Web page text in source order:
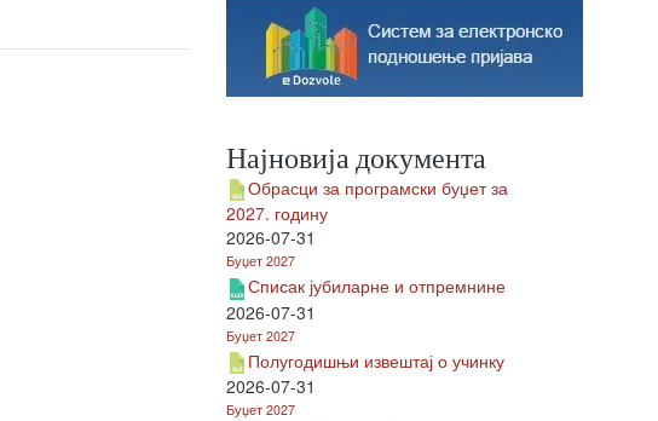
Најновија документа
Обрасци за програмски буџет за
2027. годину
2026-07-31
Буџет 2027
Списак јубиларне и отпремнине
2026-07-31
Буџет 2027
Полугодишњи извештај о учинку
2026-07-31
Буџет 2027